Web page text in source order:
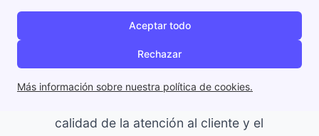
Aceptar todo
Rechazar
Más información sobre nuestra política de cookies.
En esta comparativa analizamos las ofertas y
servicios de
Octopus Energy Endesa
calidad de la atención al cliente y el